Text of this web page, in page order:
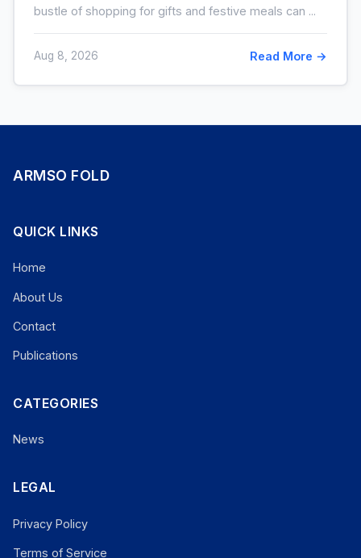
bustle of shopping for gifts and festive meals can ...
Aug 8, 2026 Read More →
ARMSO FOLD
QUICK LINKS
Home
About Us
Contact
Publications
CATEGORIES
News
LEGAL
Privacy Policy
Terms of Service